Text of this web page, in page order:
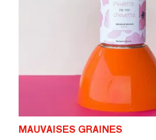
MAUVAISES GRAINES